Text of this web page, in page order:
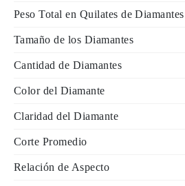
Peso Total en Quilates de Diamantes
Tamaño de los Diamantes
Cantidad de Diamantes
Color del Diamante
Claridad del Diamante
Corte Promedio
Relación de Aspecto